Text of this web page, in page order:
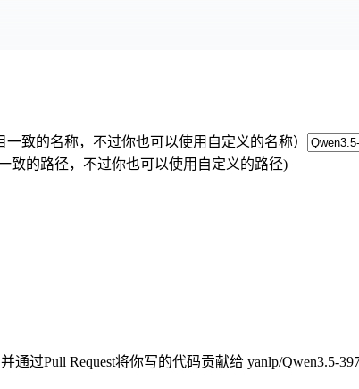
致的名称，不过你也可以使用自定义的名称）
致的路径，不过你也可以使用自定义的路径)
通过Pull Request将你写的代码贡献给 yanlp/Qwen3.5-